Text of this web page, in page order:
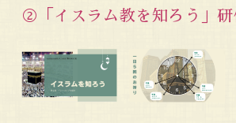
②「イスラム教を知ろう」研